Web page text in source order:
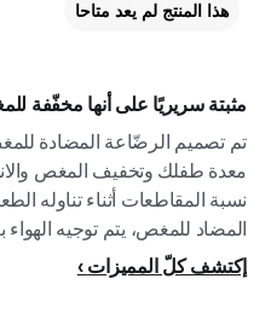
مثبتة سريريًا على أنها مخفّفة
تم تصميم الرضّاعة المضادة
معدة طفلك وتخفيف المغص
نسبة المقاطعات أثناء تناوله
المضاد للمغص، يتم توجيه
إكتشف كلّ المميزات
هذا المنتج لم يعد متاحا